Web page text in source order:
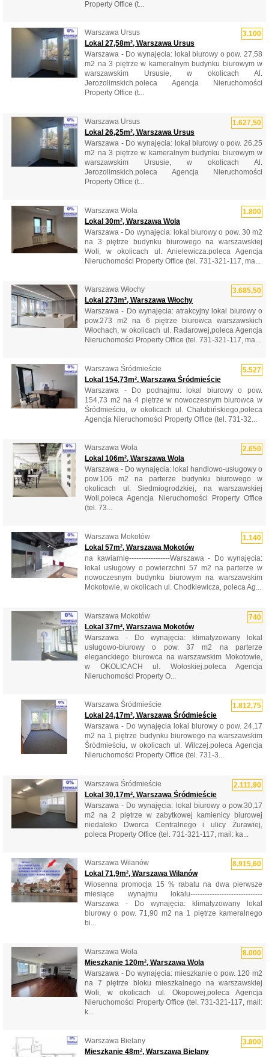
Property Office (t...
3.100
Warszawa Ursus
Lokal 27,58m², Warszawa Ursus
Warszawa - Do wynajęcia: lokal biurowy o pow. 27,58
m2 na 3 piętrze w kameralnym budynku biurowym w
warszawskim Ursusie, w okolicach Al.
Jerozolimskich.poleca Agencja Nieruchomości
Property Office (t...
1.627,50
Warszawa Ursus
Lokal 26,25m², Warszawa Ursus
Warszawa - Do wynajęcia: lokal biurowy o pow. 26,25
m2 na 3 piętrze w kameralnym budynku biurowym w
warszawskim Ursusie, w okolicach Al.
Jerozolimskich.poleca Agencja Nieruchomości
Property Office (t...
1.800
Warszawa Wola
Lokal 30m², Warszawa Wola
Warszawa - Do wynajęcia: lokal biurowy o pow. 30 m2
na 3 piętrze budynku biurowego na warszawskiej
Woli, w okolicach ul. Anielewicza.poleca Agencja
Nieruchomości Property Office (tel. 731-321-117, ma...
3.685,50
Warszawa Włochy
Lokal 273m², Warszawa Włochy
Warszawa - Do wynajęcia: atrakcyjny lokal biurowy o
pow.273 m2 na 6 piętrze biurowca warszawskich
Włochach, w okolicach ul. Radarowej,poleca Agencja
Nieruchomości Property Office (tel. 731-321-117, ma...
5.527
Warszawa Śródmieście
Lokal 154,73m², Warszawa Śródmieście
Warszawa - Do podnajmu: lokal biurowy o pow.
154,73 m2 na 4 piętrze w nowoczesnym biurowca w
Śródmieściu, w okolicach ul. Chałubińskiego,poleca
Agencja Nieruchomości Property Office (tel. 731-32...
2.650
Warszawa Wola
Lokal 106m², Warszawa Wola
Warszawa - Do wynajęcia: lokal handlowo-usługowy o
pow.106 m2 na parterze budynku biurowego w
okolicach ul. Siedmiogrodzkiej, na warszawskiej
Woli,poleca Agencja Nieruchomości Property Office
(tel. 73...
1.140
Warszawa Mokotów
Lokal 57m², Warszawa Mokotów
na kawiarnię-----------------Warszawa - Do wynajęcia:
lokal usługowy o powierzchni 57 m2 na parterze w
nowoczesnym budynku biurowym na warszawskim
Mokotowie, w okolicach ul. Chodkiewicza, poleca Ag...
740
Warszawa Mokotów
Lokal 37m², Warszawa Mokotów
Warszawa - Do wynajęcia: klimatyzowany lokal
usługowo-biurowy o pow. 37 m2 na parterze
eleganckiego biurowca na warszawskim Mokotowie,
w OKOLICACH ul. Wołoskiej.poleca Agencja
Nieruchomości Property O...
1.812,75
Warszawa Śródmieście
Lokal 24,17m², Warszawa Śródmieście
Warszawa - Do wynajęcia lokal biurowy o pow. 24,17
m2 na 1 piętrze budynku biurowego na warszawskim
Śródmieściu, w okolicach ul. Wilczej.poleca Agencja
Nieruchomości Property Office (tel. 731-3...
2.111,90
Warszawa Śródmieście
Lokal 30,17m², Warszawa Śródmieście
Warszawa - Do wynajęcia: lokal biurowy o pow.30,17
m2 na 2 piętrze w zabytkowej kamienicy biurowej
niedaleko Dworca Centralnego i ulicy Żurawiej,
poleca Property Office (tel. 731-321-117, mail: ka...
8.915,60
Warszawa Wilanów
Lokal 71,9m², Warszawa Wilanów
Wiosenna promocja 15 % rabatu na dwa pierwsze
miesiące wynajmu lokalu------------------------------
Warszawa - Do wynajęcia: klimatyzowany lokal
biurowy o pow. 71,90 m2 na 1 piętrze kameralnego
bi...
8.000
Warszawa Wola
Mieszkanie 120m², Warszawa Wola
Warszawa - Do wynajęcia: mieszkanie o pow. 120 m2
na 7 piętrze bloku mieszkalnego na warszawskiej
Woli, w okolicach ul. Okopowej,poleca Agencja
Nieruchomości Property Office (tel. 731-321-117, mail:
k...
3.800
Warszawa Bielany
Mieszkanie 48m², Warszawa Bielany